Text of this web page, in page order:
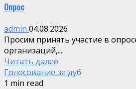
Опрос
admin 04.08.2026
Просим принять участие в
организаций,...
Читать далее
Голосование за дуб
1 min read